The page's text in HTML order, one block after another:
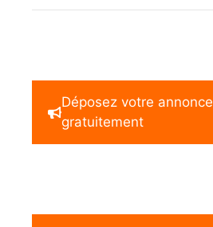
Déposez votre
gratuitement